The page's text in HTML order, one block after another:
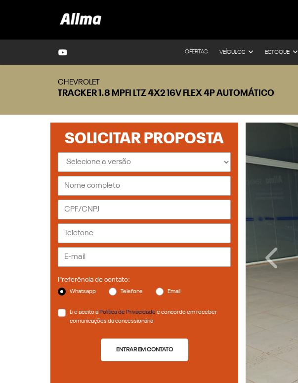
OFERTAS VEÍCULOS ESTOQUE
CHEVROLET
TRACKER 1.8 MPFI LTZ 4X2 16V FLEX 4P AUTOMÁTICO
Previous
SOLICITAR PROPOSTA
Preferência de contato:
Whatsapp Telefone Email
Li e aceito a Política de Privacidadee concordo em receber
comunicações da concessionária.
ENTRAR EM CONTATO